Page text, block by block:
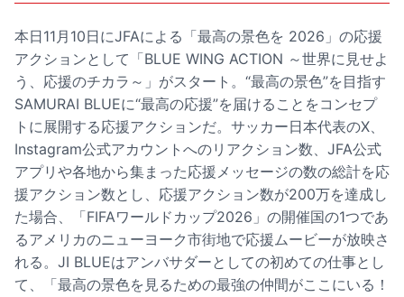
本日11月10日にJFAによる「最高の景色を 2026」の応援
アクションとして「BLUE WING ACTION ～世界に見せよ
う、応援のチカラ～」がスタート。“最高の景色”を目指す
SAMURAI BLUEに“最高の応援”を届けることをコンセプ
トに展開する応援アクションだ。サッカー日本代表のX、
Instagram公式アカウントへのリアクション数、JFA公式
アプリや各地から集まった応援メッセージの数の総計を応
援アクション数とし、応援アクション数が200万を達成し
た場合、「FIFAワールドカップ2026」の開催国の1つであ
るアメリカのニューヨーク市街地で応援ムービーが放映さ
れる。JI BLUEはアンバサダーとしての初めての仕事とし
て、「最高の景色を見るための最強の仲間がここにいる！